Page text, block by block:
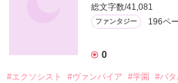
「おもしろそうじゃん。」
陰陽師一家の後継者人
総文字数/41,081
ファンタジー 196ペ
0
#エクソシスト #ヴァンパイア #学園 #バタ